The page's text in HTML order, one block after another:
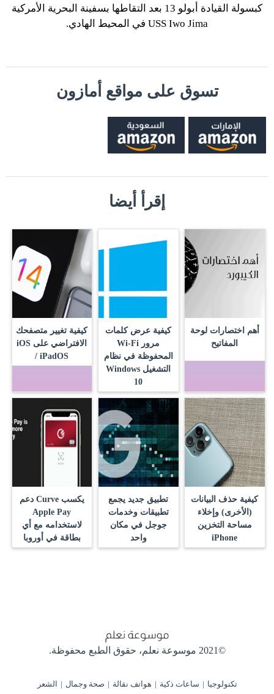
كبسولة القيادة أبولو 13 بعد التقاطها بسفينة البحرية الأمركية
USS Iwo Jima في المحيط الهادي.
تسوق على مواقع أمازون
إقرأ أيضا
أهم اختصارات لوحة
المفاتيح
كيفية عرض كلمات
مرور Wi-Fi
المحفوظة في نظام
التشغيل Windows
10
كيفية تغيير متصفحك
الافتراضي على iOS
/ iPadOS
كيفية حذف البيانات
(الأخرى) وإخلاء
مساحة التخزين
iPhone
تطبيق جديد يجمع
تطبيقات وخدمات
جوجل في مكان
واحد
يكسب Curve دعم
Apple Pay
لاستخدامه مع أي
بطاقة في أوروبا
©2021 موسوعة نعلم، حقوق الطبع محفوظة.
تكنولوجيا ساعات ذكية هواتف نقالة صحة وجمال الشعر